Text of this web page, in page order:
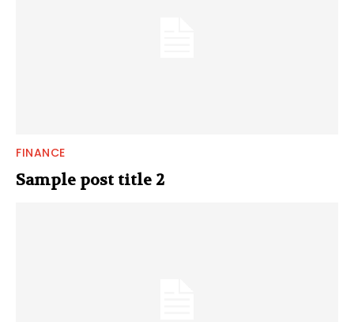
FINANCE
Sample post title 2